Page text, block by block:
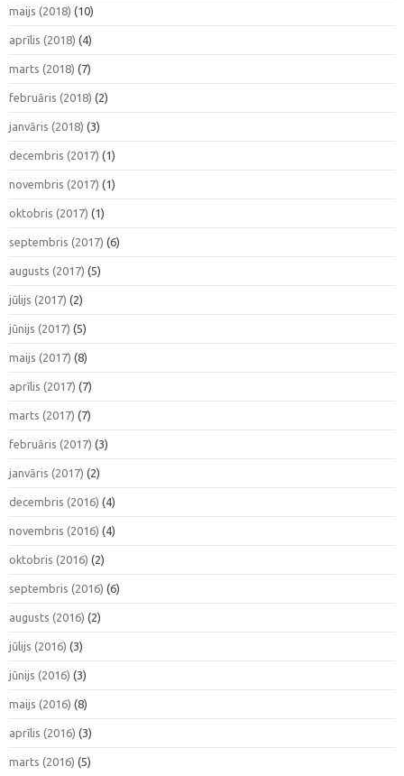
maijs (2018) (10)
aprīlis (2018) (4)
marts (2018) (7)
februāris (2018) (2)
janvāris (2018) (3)
decembris (2017) (1)
novembris (2017) (1)
oktobris (2017) (1)
septembris (2017) (6)
augusts (2017) (5)
jūlijs (2017) (2)
jūnijs (2017) (5)
maijs (2017) (8)
aprīlis (2017) (7)
marts (2017) (7)
februāris (2017) (3)
janvāris (2017) (2)
decembris (2016) (4)
novembris (2016) (4)
oktobris (2016) (2)
septembris (2016) (6)
augusts (2016) (2)
jūlijs (2016) (3)
jūnijs (2016) (3)
maijs (2016) (8)
aprīlis (2016) (3)
marts (2016) (5)